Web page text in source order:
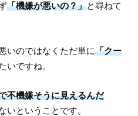
「機嫌が悪いの？」と尋ねて
いのではなくただ単に「クー
いですね。
不機嫌そうに見えるんだ
いということです。